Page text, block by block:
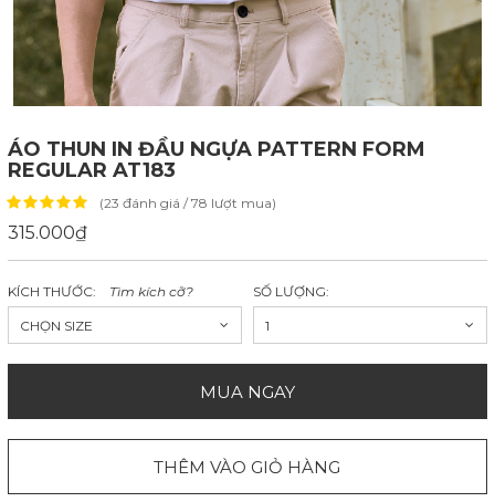
ÁO THUN IN ĐẦU NGỰA PATTERN FORM
REGULAR AT183
(23 đánh giá / 78 lượt mua)
315.000₫
KÍCH THƯỚC: Tìm kích cỡ?
CHỌN SIZE
SỐ LƯỢNG:
1
MUA NGAY
THÊM VÀO GIỎ HÀNG